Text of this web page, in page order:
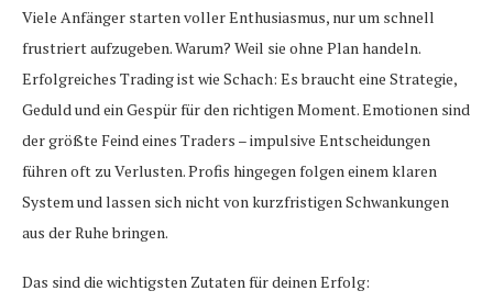
Viele Anfänger starten voller Enthusiasmus, nur um schnell
frustriert aufzugeben. Warum? Weil sie ohne Plan handeln.
Erfolgreiches Trading ist wie Schach: Es braucht eine Strategie,
Geduld und ein Gespür für den richtigen Moment. Emotionen sind
der größte Feind eines Traders – impulsive Entscheidungen
führen oft zu Verlusten. Profis hingegen folgen einem klaren
System und lassen sich nicht von kurzfristigen Schwankungen
aus der Ruhe bringen.
Das sind die wichtigsten Zutaten für deinen Erfolg: